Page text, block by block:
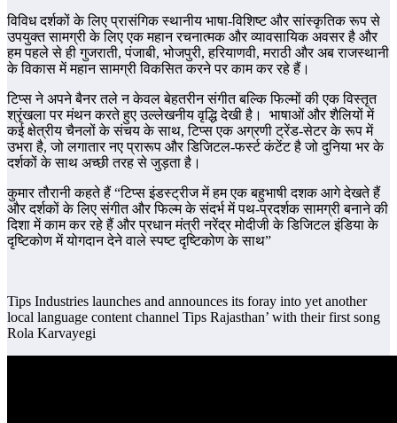
विविध दर्शकों के लिए प्रासंगिक स्थानीय भाषा-विशिष्ट और सांस्कृतिक रूप से
उपयुक्त सामग्री के लिए एक महान रचनात्मक और व्यावसायिक अवसर है और
हम पहले से ही गुजराती, पंजाबी, भोजपुरी, हरियाणवी, मराठी और अब राजस्थानी
के विकास में महान सामग्री विकसित करने पर काम कर रहे हैं।
टिप्स ने अपने बैनर तले न केवल बेहतरीन संगीत बल्कि फिल्मों की एक विस्तृत
श्रृंखला पर मंथन करते हुए उल्लेखनीय वृद्धि देखी है। भाषाओं और शैलियों में
कई क्षेत्रीय चैनलों के संचय के साथ, टिप्स एक अग्रणी ट्रेंड-सेटर के रूप में
उभरा है, जो लगातार नए प्रारूप और डिजिटल-फर्स्ट कंटेंट है जो दुनिया भर के
दर्शकों के साथ अच्छी तरह से जुड़ता है।
कुमार तौरानी कहते हैं “टिप्स इंडस्ट्रीज में हम एक बहुभाषी दशक आगे देखते हैं
और दर्शकों के लिए संगीत और फिल्म के संदर्भ में पथ-प्रदर्शक सामग्री बनाने की
दिशा में काम कर रहे हैं और प्रधान मंत्री नरेंद्र मोदीजी के डिजिटल इंडिया के
दृष्टिकोण में योगदान देने वाले स्पष्ट दृष्टिकोण के साथ”
Tips Industries launches and announces its foray into yet another
local language content channel Tips Rajasthan’ with their first song
Rola Karvayegi